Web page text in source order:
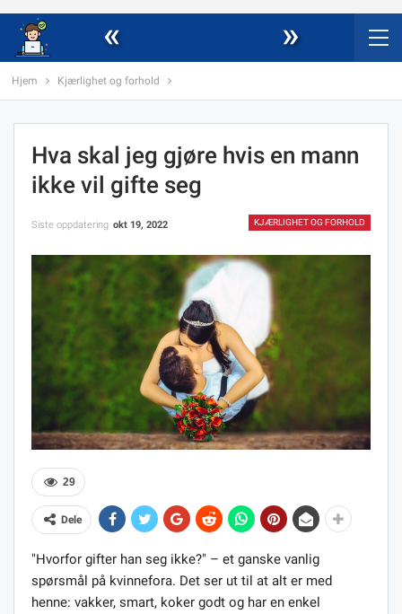
« »
Hjem Kjærlighet og forhold
Hva skal jeg gjøre hvis en mann
ikke vil gifte seg
KJÆRLIGHET OG FORHOLD
Siste oppdatering okt 19, 2022
29
Dele
"Hvorfor gifter han seg ikke?" – et ganske vanlig
spørsmål på kvinnefora. Det ser ut til at alt er med
henne: vakker, smart, koker godt og har en enkel